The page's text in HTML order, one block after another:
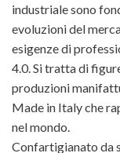
industriale sono
evoluzioni del
esigenze di
4.0. Si tratta di
produzioni
Made in Italy che
nel mondo.
Confartigianato da